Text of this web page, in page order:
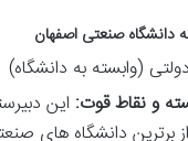
دانشگاه صنعتی اصفهان
(وابسته به دانشگاه)
و نقاط قوت: این
برترین دانشگاه های